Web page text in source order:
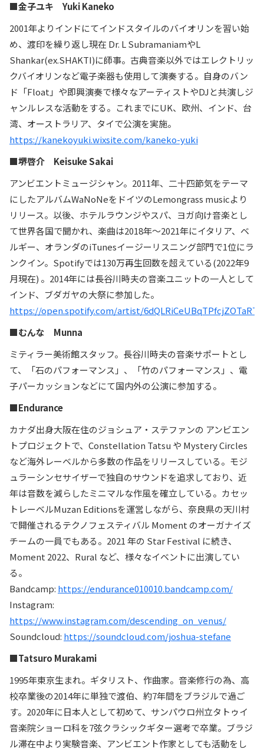
■金子ユキ Yuki Kaneko
2001年よりインドにてインドスタイルのバイオリンを習い始
め、渡印を繰り返し現在 Dr. L SubramaniamやL
Shankar(ex.SHAKTI)に師事。古典音楽以外ではエレクトリッ
クバイオリンなど電子楽器も使用して演奏する。自身のバン
ド「Float」や即興演奏で様々なアーティストやDJと共演しジ
ャンルレスな活動をする。これまでにUK、欧州、インド、台
湾、オーストラリア、タイで公演を実施。
https://kanekoyuki.wixsite.com/kaneko-yuki
■堺啓介 Keisuke Sakai
アンビエントミュージシャン。2011年、二十四節気をテーマ
にしたアルバムWaNoNeをドイツのLemongrass musicより
リリース。以後、ホテルラウンジやスパ、ヨガ向け音楽とし
て世界各国で聞かれ、楽曲は2018年〜2021年にイタリア、ベ
ルギー、オランダのiTunesイージーリスニング部門で1位にラ
ンクイン。Spotifyでは130万再生回数を超えている(2022年9
月現在) 。2014年には長谷川時夫の音楽ユニットの一人として
インド、ブダガヤの大祭に参加した。
https://open.spotify.com/artist/6dQLRiCeUBqTPfcjZOTaRT
■むんな Munna
ミティラー美術館スタッフ。長谷川時夫の音楽サポートとし
て、「石のパフォーマンス」、「竹のパフォーマンス」、電
子パーカッションなどにて国内外の公演に参加する。
■Endurance
カナダ出身大阪在住のジョシュア・ステファンの アンビエン
トプロジェクトで、Constellation Tatsu や Mystery Circles
など海外レーベルから多数の作品をリリースしている。モジ
ュラーシンセサイザーで独自のサウンドを追求しており、近
年は音数を減らしたミニマルな作風を確立している。カセッ
トレーベルMuzan Editionsを運営しながら、奈良県の天川村
で開催されるテクノフェスティバル Moment のオーガナイズ
チームの一員でもある。2021 年の Star Festival に続き、
Moment 2022、Rural など、様々なイベントに出演してい
る。
Bandcamp: https://endurance010010.bandcamp.com/
Instagram:
https://www.instagram.com/descending_on_venus/
Soundcloud: https://soundcloud.com/joshua-stefane
■Tatsuro Murakami
1995年東京生まれ。ギタリスト、作曲家。音楽修行の為、高
校卒業後の2014年に単独で渡伯、約7年間をブラジルで過ご
す。2020年に日本人として初めて、サンパウロ州立タトゥイ
音楽院ショーロ科を7弦クラシックギター選考で卒業。ブラジ
ル滞在中より実験音楽、アンビエント作家としても活動をし